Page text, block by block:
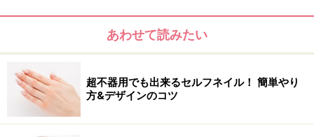
誰でも簡単！ ネイルシールで完璧コーディネイト
■マーブルで和風小花をモダンにデザイン
マーブルで小技を効かせたネイルデザイン。ただ貼るだ
あわせて読みたい
超不器用でも出来るセルフネイル！ 簡単やり
方&デザインのコツ